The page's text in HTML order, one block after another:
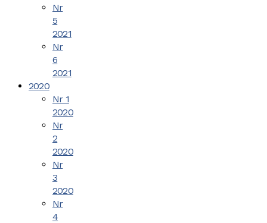
Nr
5
2021
Nr
6
2021
2020
Nr 1
2020
Nr
2
2020
Nr
3
2020
Nr
4